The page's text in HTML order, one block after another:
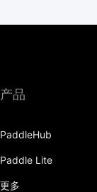
产品
PaddleHub
Paddle Lite
更多